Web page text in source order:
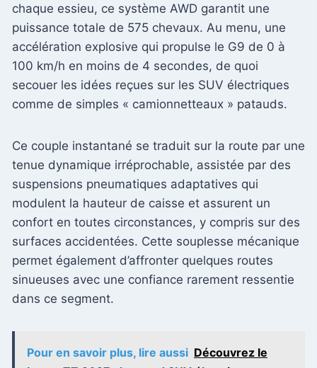
chaque essieu, ce système AWD garantit une
puissance totale de 575 chevaux. Au menu, une
accélération explosive qui propulse le G9 de 0 à
100 km/h en moins de 4 secondes, de quoi
secouer les idées reçues sur les SUV électriques
comme de simples « camionnetteaux » patauds.
Ce couple instantané se traduit sur la route par une
tenue dynamique irréprochable, assistée par des
suspensions pneumatiques adaptatives qui
modulent la hauteur de caisse et assurent un
confort en toutes circonstances, y compris sur des
surfaces accidentées. Cette souplesse mécanique
permet également d’affronter quelques routes
sinueuses avec une confiance rarement ressentie
dans ce segment.
Pour en savoir plus, lire aussi Découvrez le